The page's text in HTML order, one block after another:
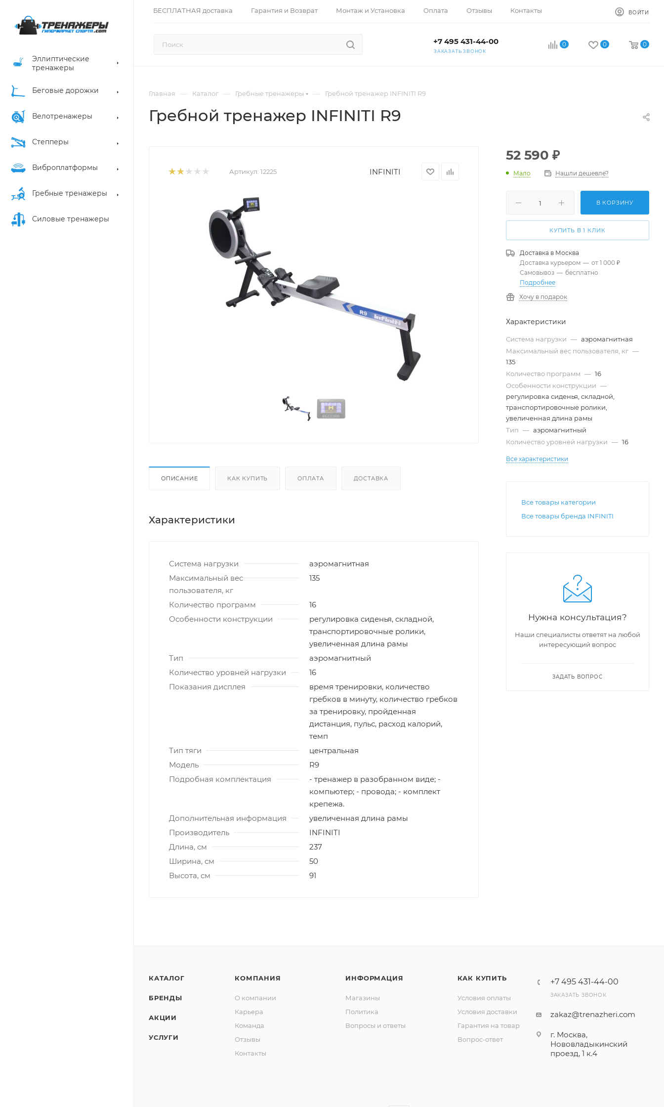
БЕСПЛАТНАЯ доставка Гарантия и Возврат Монтаж и Установка Оплата Отзывы Контакты ВОЙТИ
+7 495 431-44-00
ЗАКАЗАТЬ ЗВОНОК
0 0 0
Эллиптические
тренажеры
Беговые дорожки
Велотренажеры
Степперы
Виброплатформы
Гребные тренажеры
Силовые тренажеры
Главная — Каталог — Гребные тренажеры — Гребной тренажер INFINITI R9
Гребной тренажер INFINITI R9
Артикул: 12225 INFINITI
ОПИСАНИЕ КАК КУПИТЬ ОПЛАТА ДОСТАВКА
Характеристики
Система нагрузки
аэромагнитная
Максимальный вес
пользователя, кг
135
Количество программ
16
Особенности конструкции
регулировка сиденья, складной,
транспортировочные ролики,
увеличенная длина рамы
Тип
аэромагнитный
Количество уровней нагрузки
16
Показания дисплея
время тренировки, количество
гребков в минуту, количество гребков
за тренировку, пройденная
дистанция, пульс, расход калорий,
темп
Тип тяги
центральная
Модель
R9
Подробная комплектация
- тренажер в разобранном виде; -
компьютер; - провода; - комплект
крепежа.
Дополнительная информация
увеличенная длина рамы
Производитель
INFINITI
Длина, см
237
Ширина, см
50
Высота, см
91
52 590 ₽
Мало Нашли дешевле?
В КОРЗИНУ
КУПИТЬ В 1 КЛИК
Доставка в Москва
Доставка курьером — от 1 000 ₽
Самовывоз — бесплатно
Подробнее
Хочу в подарок
Характеристики
Система нагрузки — аэромагнитная
Максимальный вес пользователя, кг —
135
Количество программ — 16
Особенности конструкции —
регулировка сиденья, складной,
транспортировочные ролики,
увеличенная длина рамы
Тип — аэромагнитный
Количество уровней нагрузки — 16
Все характеристики
Все товары категории
Все товары бренда INFINITI
Нужна консультация?
Наши специалисты ответят на любой
интересующий вопрос
ЗАДАТЬ ВОПРОС
КАТАЛОГ
БРЕНДЫ
АКЦИИ
УСЛУГИ
КОМПАНИЯ
О компании
Карьера
Команда
Отзывы
Контакты
ИНФОРМАЦИЯ
Магазины
Политика
Вопросы и ответы
КАК КУПИТЬ
Условия оплаты
Условия доставки
Гарантия на товар
Вопрос-ответ
+7 495 431-44-00
ЗАКАЗАТЬ ЗВОНОК
zakaz@trenazheri.com
г. Москва,
Нововладыкинский
проезд, 1 к.4